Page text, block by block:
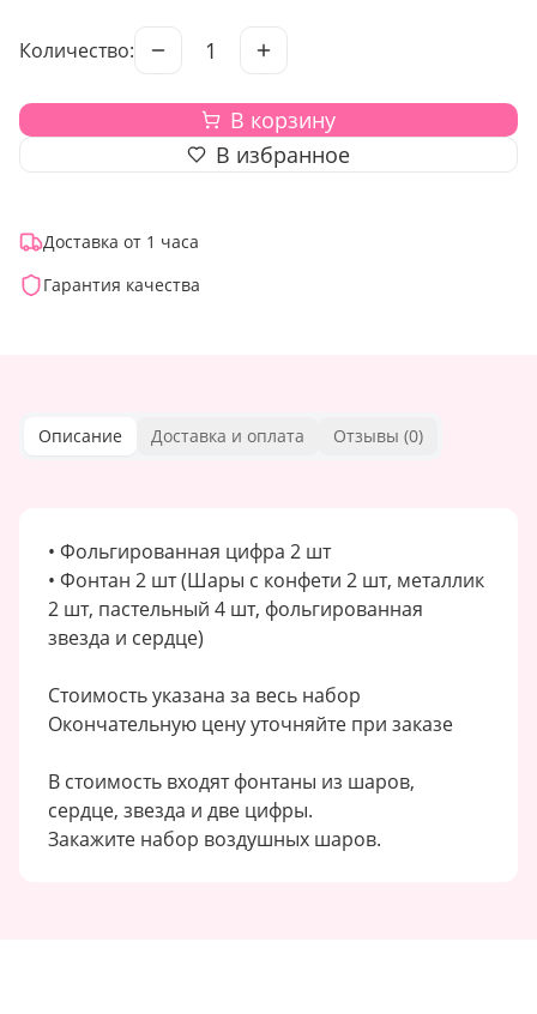
Количество: 1
В корзину
В избранное
Доставка от 1 часа
Гарантия качества
Описание Доставка и оплата Отзывы (0)
• Фольгированная цифра 2 шт
• Фонтан 2 шт (Шары с конфети 2 шт, металлик
2 шт, пастельный 4 шт, фольгированная
звезда и сердце)
Стоимость указана за весь набор
Окончательную цену уточняйте при заказе
В стоимость входят фонтаны из шаров,
сердце, звезда и две цифры.
Закажите набор воздушных шаров.